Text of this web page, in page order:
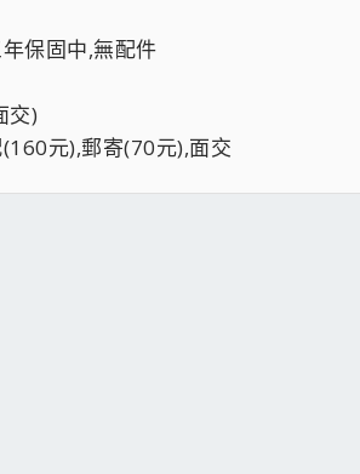
保固中,無配件
交)
元),郵寄(70元),面交